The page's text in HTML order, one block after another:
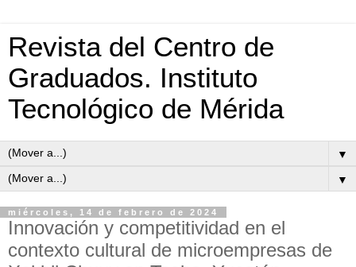
Revista del Centro de
Graduados. Instituto
Tecnológico de Mérida
▼
▼
miércoles, 14 de febrero de 2024
Innovación y competitividad en el
contexto cultural de microempresas de